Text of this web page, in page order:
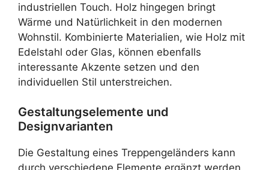
industriellen Touch. Holz hingegen bringt
Wärme und Natürlichkeit in den modernen
Wohnstil. Kombinierte Materialien, wie Holz mit
Edelstahl oder Glas, können ebenfalls
interessante Akzente setzen und den
individuellen Stil unterstreichen.
Gestaltungselemente und
Designvarianten
Die Gestaltung eines Treppengeländers kann
durch verschiedene Elemente ergänzt werden.